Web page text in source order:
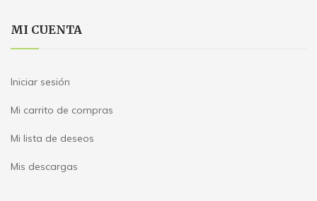
MI CUENTA
Iniciar sesión
Mi carrito de compras
Mi lista de deseos
Mis descargas